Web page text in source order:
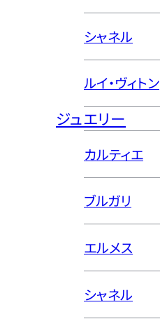
シャネル
ルイ・ヴィトン
ジュエリー
カルティエ
ブルガリ
エルメス
シャネル